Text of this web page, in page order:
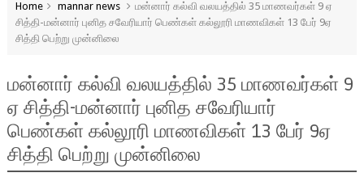
Home mannar news
மன்னார் கல்வி வலயத்தில் 35 மாணவர்கள் 9 ஏ
சித்தி-மன்னார் புனித சவேரியார் பெண்கள் கல்லூரி மாணவிகள் 13 பேர் 9ஏ
சித்தி பெற்று முன்னிலை
மன்னார் கல்வி வலயத்தில் 35 மாணவர்கள் 9
ஏ சித்தி-மன்னார் புனித சவேரியார்
பெண்கள் கல்லூரி மாணவிகள் 13 பேர் 9ஏ
சித்தி பெற்று முன்னிலை